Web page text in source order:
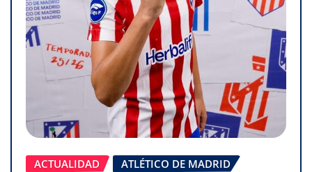
ACTUALIDAD
ATLÉTICO DE MADRID